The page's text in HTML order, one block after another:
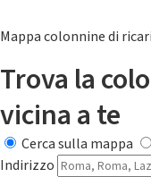
Mappa colonnine di
Trova la
vicina a te
Cerca sulla mappa
Indirizzo